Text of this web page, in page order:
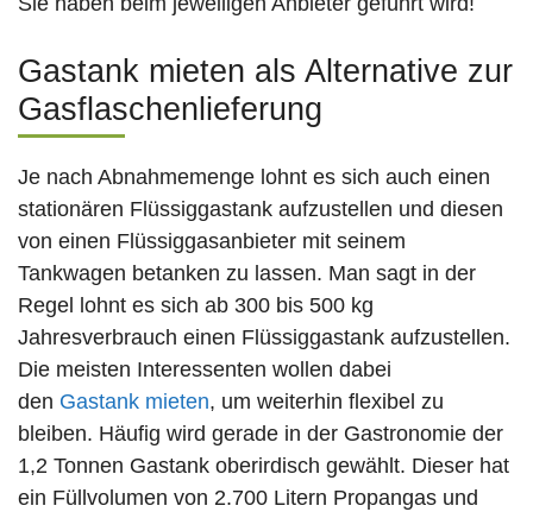
Gastank mieten als Alternative zur
Gasflaschenlieferung
Je nach Abnahmemenge lohnt es sich auch einen
stationären Flüssiggastank aufzustellen und diesen
von einen Flüssiggasanbieter mit seinem
Tankwagen betanken zu lassen. Man sagt in der
Regel lohnt es sich ab 300 bis 500 kg
Jahresverbrauch einen Flüssiggastank aufzustellen.
Die meisten Interessenten wollen dabei
den Gastank mieten, um weiterhin flexibel zu
bleiben. Häufig wird gerade in der Gastronomie der
1,2 Tonnen Gastank oberirdisch gewählt. Dieser hat
ein Füllvolumen von 2.700 Litern Propangas und